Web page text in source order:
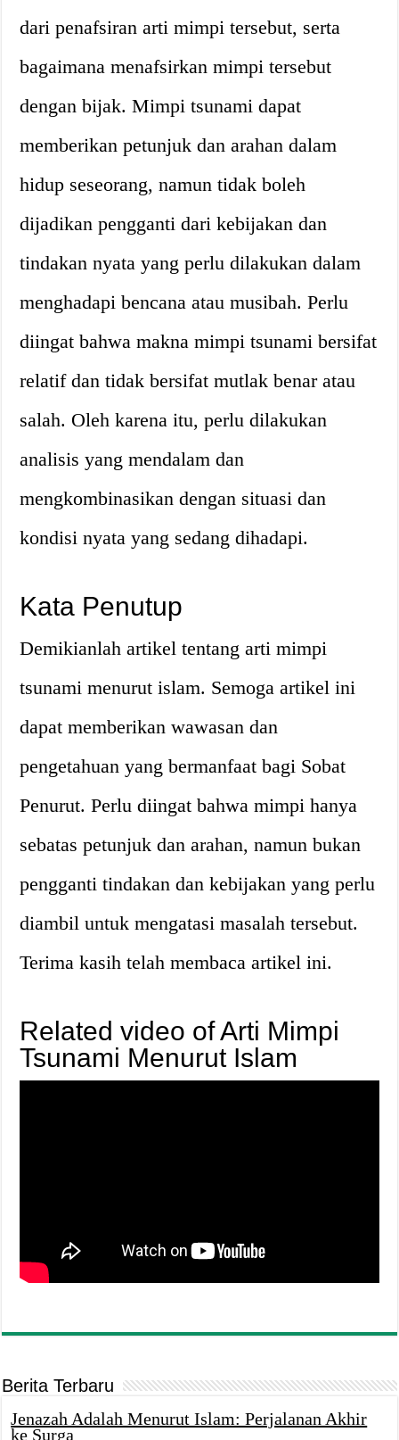
dari penafsiran arti mimpi tersebut, serta
bagaimana menafsirkan mimpi tersebut
dengan bijak. Mimpi tsunami dapat
memberikan petunjuk dan arahan dalam
hidup seseorang, namun tidak boleh
dijadikan pengganti dari kebijakan dan
tindakan nyata yang perlu dilakukan dalam
menghadapi bencana atau musibah. Perlu
diingat bahwa makna mimpi tsunami bersifat
relatif dan tidak bersifat mutlak benar atau
salah. Oleh karena itu, perlu dilakukan
analisis yang mendalam dan
mengkombinasikan dengan situasi dan
kondisi nyata yang sedang dihadapi.
Kata Penutup
Demikianlah artikel tentang arti mimpi
tsunami menurut islam. Semoga artikel ini
dapat memberikan wawasan dan
pengetahuan yang bermanfaat bagi Sobat
Penurut. Perlu diingat bahwa mimpi hanya
sebatas petunjuk dan arahan, namun bukan
pengganti tindakan dan kebijakan yang perlu
diambil untuk mengatasi masalah tersebut.
Terima kasih telah membaca artikel ini.
Related video of Arti Mimpi
Tsunami Menurut Islam
Berita Terbaru
Jenazah Adalah Menurut Islam: Perjalanan Akhir
ke Surga